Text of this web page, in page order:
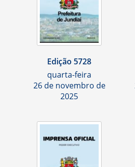
Edição 5728
quarta-feira
26 de novembro de
2025